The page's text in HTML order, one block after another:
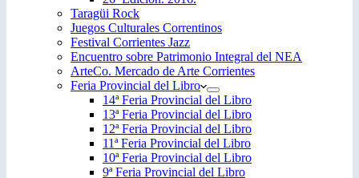
Taragüi Rock
Juegos Culturales Correntinos
Festival Corrientes Jazz
Encuentro sobre Patrimonio Integral del NEA
ArteCo. Mercado de Arte Corrientes
Feria Provincial del Libro
14ª Feria Provincial del Libro
13ª Feria Provincial del Libro
12ª Feria Provincial del Libro
11ª Feria Provincial del Libro
10ª Feria Provincial del Libro
9ª Feria Provincial del Libro